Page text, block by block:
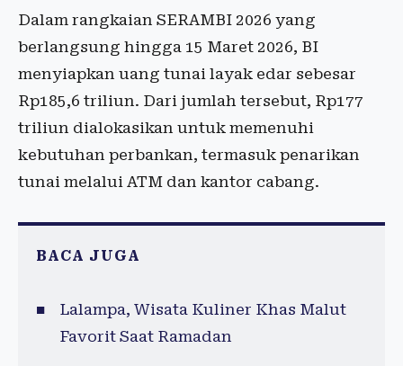
Dalam rangkaian SERAMBI 2026 yang
berlangsung hingga 15 Maret 2026, BI
menyiapkan uang tunai layak edar sebesar
Rp185,6 triliun. Dari jumlah tersebut, Rp177
triliun dialokasikan untuk memenuhi
kebutuhan perbankan, termasuk penarikan
tunai melalui ATM dan kantor cabang.
BACA JUGA
Lalampa, Wisata Kuliner Khas Malut
Favorit Saat Ramadan